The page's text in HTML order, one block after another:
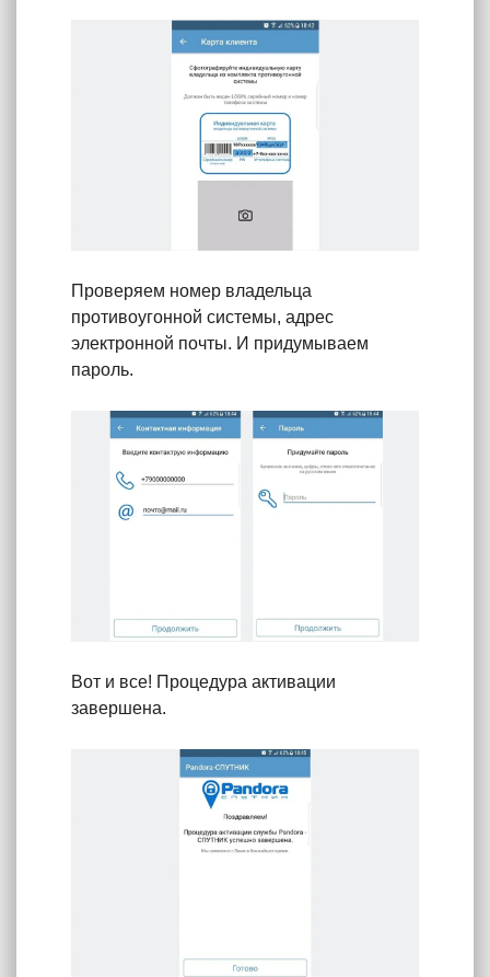
Проверяем номер владельца
противоугонной системы, адрес
электронной почты. И придумываем
пароль.
Вот и все! Процедура активации
завершена.